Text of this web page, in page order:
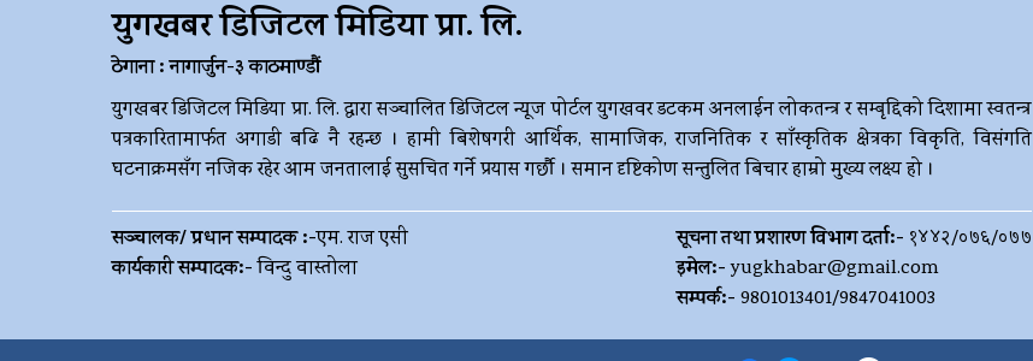
युगखबर डिजिटल मिडिया प्रा. लि.
ठेगाना : नागार्जुन-३ काठमाण्डौं
युगखबर डिजिटल मिडिया प्रा. लि. द्धारा सञ्चालित डिजिटल न्यूज पोर्टल युगखवर डटकम अनलाईन लोकतन्त्र र सम्बृद्दिको दिशामा स्वतन्त्र
पत्रकारितामार्फत अगाडी बढि नै रहन्छ । हामी बिशेषगरी आर्थिक, सामाजिक, राजनितिक र साँस्कृतिक क्षेत्रका विकृति, विसंगति
घटनाक्रमसँग नजिक रहेर आम जनतालाई सुसचित गर्ने प्रयास गर्छौ । समान दृष्टिकोण सन्तुलित बिचार हाम्रो मुख्य लक्ष्य हो ।
सञ्चालक/ प्रधान सम्पादक :-एम. राज एसी
कार्यकारी सम्पादक:-विन्दु वास्तोला
सूचना तथा प्रशारण विभाग दर्ता:- १४४२/०७६/०७७
इमेल:- yugkhabar@gmail.com
सम्पर्क:- 9801013401/9847041003